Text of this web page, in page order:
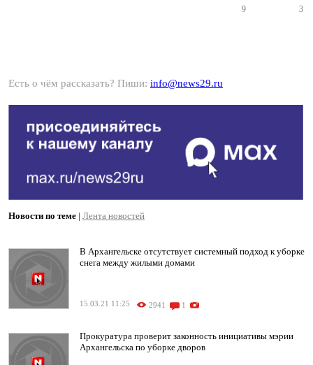
9 3
Есть о чём рассказать? Пиши: info@news29.ru
Новости по теме | Лента новостей
В Архангельске отсутствует системный подход к уборке
снега между жилыми домами
15.03.21 11:25 2941 1
Прокуратура проверит законность инициативы мэрии
Архангельска по уборке дворов